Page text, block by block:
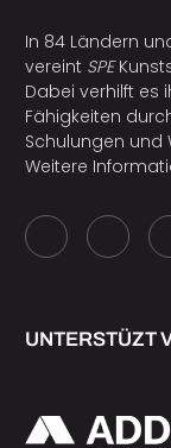
In 84 Ländern
vereint SPE
Dabei verhilft es
Fähigkeiten
Schulungen und
Weitere
UNTERSTÜZT